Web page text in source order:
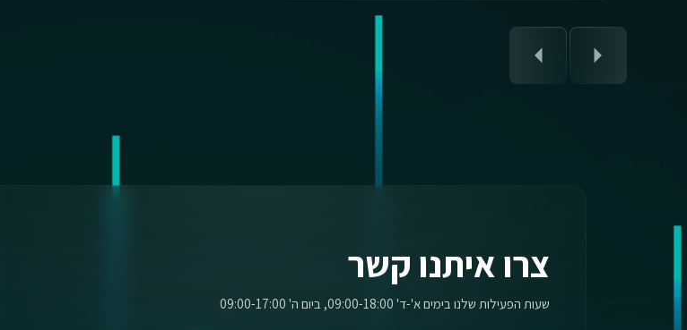
צרו איתנו קשר
שעות הפעילות שלנו בימים א'-ד' 09:00-18:00, ביום ה' 09:00-17:00